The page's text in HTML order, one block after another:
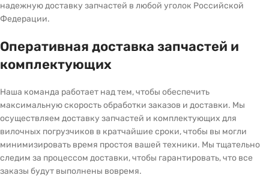
надежную доставку запчастей в любой уголок Российской
Федерации.
Оперативная доставка запчастей и
комплектующих
Наша команда работает над тем, чтобы обеспечить
максимальную скорость обработки заказов и доставки. Мы
осуществляем доставку запчастей и комплектующих для
вилочных погрузчиков в кратчайшие сроки, чтобы вы могли
минимизировать время простоя вашей техники. Мы тщательно
следим за процессом доставки, чтобы гарантировать, что все
заказы будут выполнены вовремя.